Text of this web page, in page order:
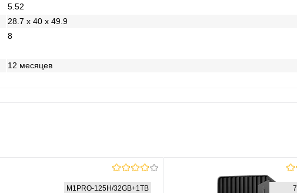
5.52
28.7 x 40 x 49.9
8
12 месяцев
M1PRO-125H/32GB+1TB